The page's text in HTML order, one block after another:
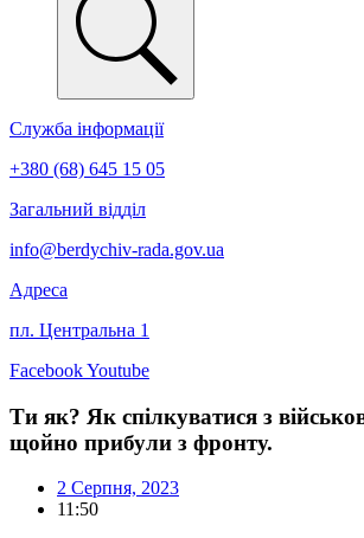
Служба інформації
+380 (68) 645 15 05
Загальний відділ
info@berdychiv-rada.gov.ua
Адреса
пл. Центральна 1
FacebookYoutube
Ти як? Як спілкуватися з
щойно прибули з фронту.
2 Серпня, 2023
11:50